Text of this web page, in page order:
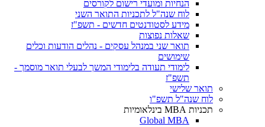
הנחיות ומועדי רישום לקורסים
לוח שנה"ל לתכניות התואר השני
מידע לסטודנטים חדשים - תשפ"ז
שאלות נפוצות
תואר שני במנהל עסקים - נהלים הודעות וכלים
שימושים
לימודי תעודה בלימודי המשך לבעלי תואר מוסמך -
תשפ"ז
תואר שלישי
לוח שנה"ל תשפ"ו
תכניות MBA בינלאומיות
Global MBA